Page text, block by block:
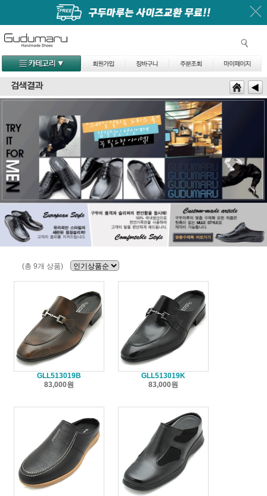
(총 9개 상품)
GLL513019B
83,000원
GLL513019K
83,000원